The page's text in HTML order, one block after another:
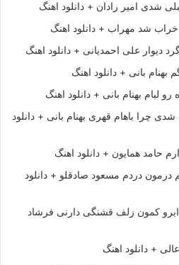
شدی امیر رادان + دانلود اهنگ
شد مهراب + دانلود اهنگ
دیوار علی احمدیانی + دانلود اهنگ
بهنام بانی + دانلود اهنگ
لبام بهنام بانی + دانلود اهنگ
چرا باهام قهری بهنام بانی + دانلود
حامد همایون + دانلود اهنگ
دردم مسعود صادقلو + دانلود
کمون زلف قشنگی دارنی فرشاد
+ دانلود اهنگ